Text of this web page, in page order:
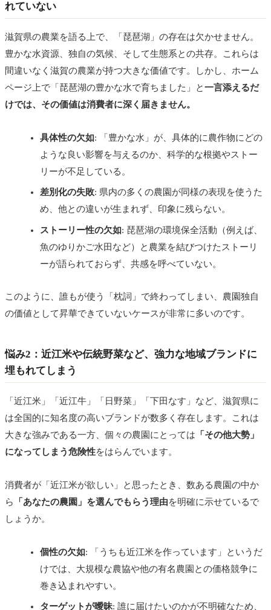
れていない
滋賀県の農業を語る上で、「琵琶湖」の存在は欠かせません。
豊かな水資源、独自の気候、そして生態系との共存。これらは
間違いなく滋賀の農業が持つ大きな価値です。しかし、ホーム
ページ上で「琵琶湖の豊かな水で育ちました」と一言添えるだ
けでは、その価値は消費者に深く届きません。
具体性の欠如: 「豊かな水」が、具体的に農作物にどの
ような良い影響を与えるのか、科学的な根拠やストー
リーが不足している。
差別化の失敗: 県内の多くの農園が同様の表現を使うた
め、他との違いが生まれず、印象に残らない。
ストーリー性の欠如: 琵琶湖の環境保全活動（例えば、
魚のゆりかご水田など）と農業を結びつけたストーリ
ーが語られておらず、共感を呼べていない。
このように、誰もが使う「枕詞」で終わってしまい、農園独自
の価値として昇華できていないケースが非常に多いのです。
悩み2：近江米や伝統野菜など、強力な地域ブランドに
埋もれてしまう
「近江米」「近江牛」「日野菜」「下田なす」など、滋賀県に
は全国的に知名度の高いブランドが数多く存在します。これは
大きな強みである一方、個々の農園にとっては 「その他大勢」
になってしまう危険性をはらんでいます。
消費者が「近江米が欲しい」と思ったとき、数ある農園の中か
ら
「あなたの農園」を選んでもらう理由を明確に示せているで
しょうか。
個性の欠如: 「うちも近江米を作っています」というだ
けでは、大規模な農協や他の有名農園との価格競争に
巻き込まれやすい。
ターゲットが曖昧: 誰に届けたいのかが不明確なため、